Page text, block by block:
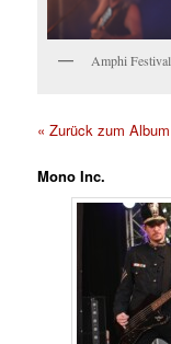
Amphi Festival
« Zurück zum Album
Mono Inc.